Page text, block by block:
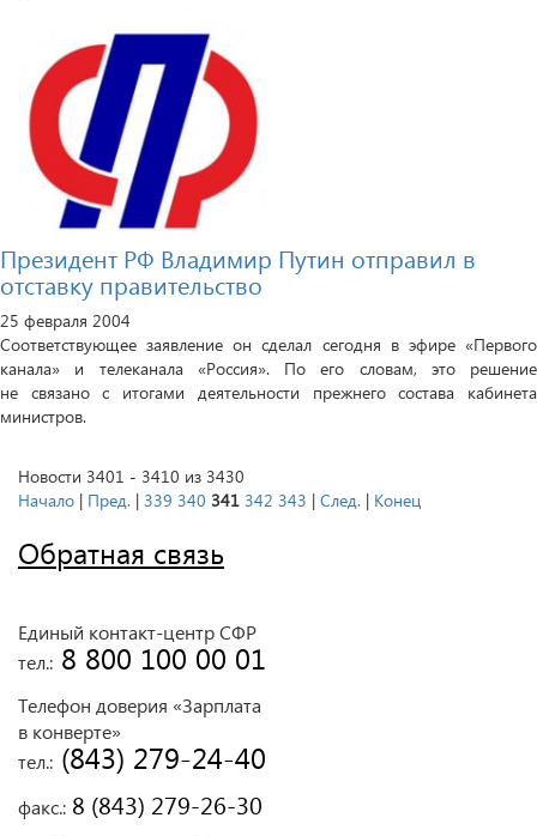
Президент РФ Владимир Путин отправил в
отставку правительство
25 февраля 2004
Соответствующее заявление он сделал сегодня в эфире «Первого
канала» и телеканала «Россия». По его словам, это решение
не связано с итогами деятельности прежнего состава кабинета
министров.
Новости 3401 - 3410 из 3430
Начало | Пред. | 339 340 341 342 343 | След. | Конец
Обратная связь
Единый контакт-центр СФР
тел.: 8 800 100 00 01
Телефон доверия «Зарплата
в конверте»
тел.: (843) 279-24-40
факс.: 8 (843) 279-26-30